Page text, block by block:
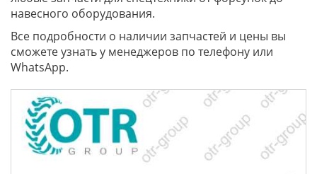
навесного оборудования.
Все подробности о наличии запчастей и цены вы
сможете узнать у менеджеров по телефону или
WhatsApp.